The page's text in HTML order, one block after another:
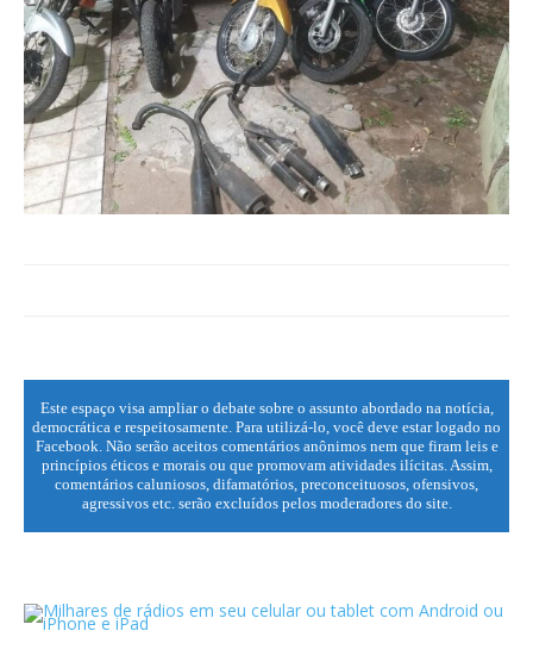
Este espaço visa ampliar o debate sobre o assunto abordado na notícia,
democrática e respeitosamente. Para utilizá-lo, você deve estar logado no
Facebook. Não serão aceitos comentários anônimos nem que firam leis e
princípios éticos e morais ou que promovam atividades ilícitas. Assim,
comentários caluniosos, difamatórios, preconceituosos, ofensivos,
agressivos etc. serão excluídos pelos moderadores do site.